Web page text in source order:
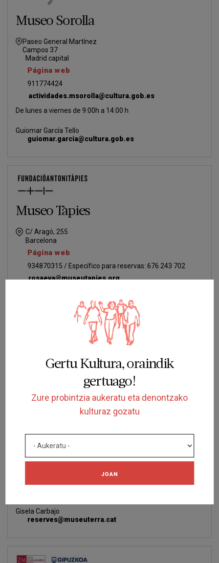
Museo Sorolla
Paseo General Martínez
Campos 37
Madrid capital
Página web
911774424
actividades.msorolla@cultura.gob.es
De lunes a viernes de 9:00h a 14:00 h
Guiomar García Tello
guiomar.garcia@cultura.gob.es
Museo Tàpies
C/ Aragó, 255
Barcelona
Página web
934870315 / Específico para reservas: 676 243 702
rosaeva@museutapies.org
rosaeva@museutapies.org
Reserves Museu Tàpies
reserves@museutapies.org
Ctra. de Montblanc, 35
Página web
Gisela Carbajo
reserves@museuterra.cat
Gertu Kultura, oraindik
gertuago!
Zure probintzia aukeratu eta denontzako
kulturaz gozatu
JOAN